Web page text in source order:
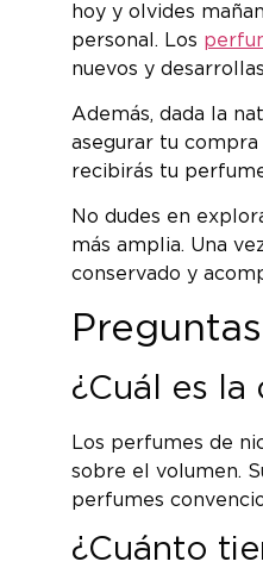
hoy y olvides
personal. Los
nuevos y
Además, dada la
asegurar tu
recibirás tu
No dudes en
más amplia. Una
conservado y
¿Cuál es
Los perfumes de
sobre el volumen.
perfumes
¿Cuánto